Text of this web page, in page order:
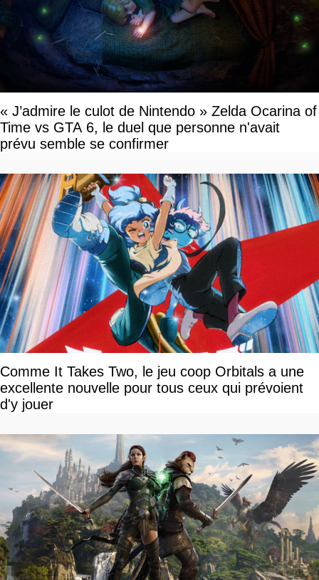
« J’admire le culot de Nintendo » Zelda Ocarina of
Time vs GTA 6, le duel que personne n'avait
prévu semble se confirmer
Comme It Takes Two, le jeu coop Orbitals a une
excellente nouvelle pour tous ceux qui prévoient
d'y jouer